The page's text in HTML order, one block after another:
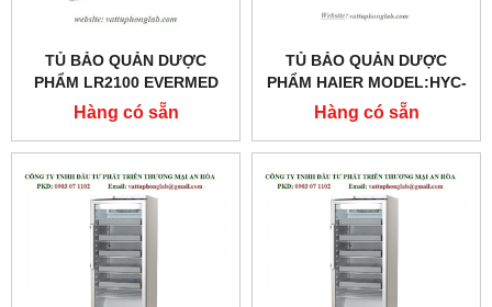
TỦ BẢO QUẢN DƯỢC
PHẨM LR2100 EVERMED
MODEL:LR2100
Hàng có sẵn
TỦ BẢO QUẢN DƯỢC
PHẨM HAIER MODEL:HYC-
260
Hàng có sẵn